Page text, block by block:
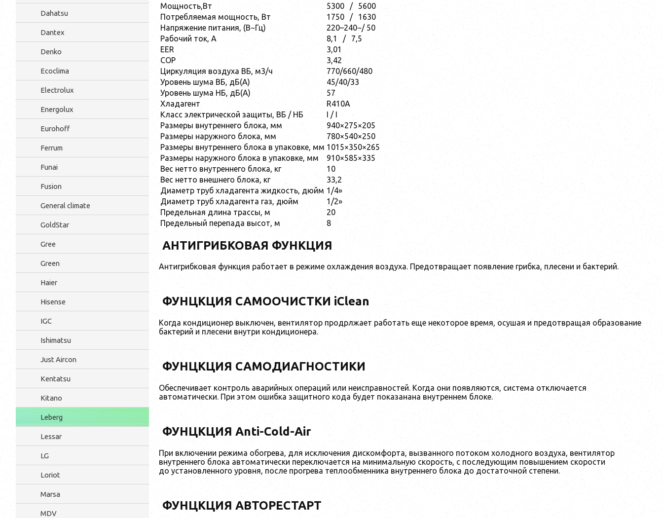
Dahatsu
Dantex
Denko
Ecoclima
Electrolux
Energolux
Eurohoff
Ferrum
Funai
Fusion
General climate
GoldStar
Gree
Green
Haier
Hisense
IGC
Ishimatsu
Just Aircon
Kentatsu
Kitano
Leberg
Lessar
LG
Loriot
Marsa
MDV
Мощность,Вт
5300 /
5600
Потребляемая мощность, Вт
1750 /
1630
Напряжение питания, (В~Гц)
220–240~/ 50
Рабочий ток, А
8,1 /
7,5
EER
3,01
COP
3,42
Циркуляция воздуха ВБ, м3/ч
770/660/480
Уровень шума ВБ, дБ(А)
45/40/33
Уровень шума НБ, дБ(А)
57
Хладагент
R410A
Класс электрической защиты, ВБ / НБ
I / I
Размеры внутреннего блока, мм
940×275×205
Размеры наружного блока, мм
780×540×250
Размеры внутреннего блока в упаковке, мм 1015×350×265
Размеры наружного блока в упаковке, мм
910×585×335
Вес нетто внутреннего блока, кг
10
Вес нетто внешнего блока, кг
33,2
Диаметр труб хладагента жидкость, дюйм 1/4»
Диаметр труб хладагента газ, дюйм
1/2»
Предельная длина трассы, м
20
Предельный перепада высот, м
8
АНТИГРИБКОВАЯ ФУНКЦИЯ
Антигрибковая функция работает в режиме охлаждения воздуха. Предотвращает появление грибка, плесени и бактерий.
ФУНЦКЦИЯ САМООЧИСТКИ iClean
Когда кондиционер выключен, вентилятор продрлжает работать еще некоторое время, осушая и предотвращая образование
бактерий и плесени внутри кондиционера.
ФУНЦКЦИЯ САМОДИАГНОСТИКИ
Обеспечивает контроль аварийных операций или неисправностей. Когда они появляются, система отключается
автоматически. При этом ошибка защитного кода будет показанана внутреннем блоке.
ФУНЦКЦИЯ Anti-Cold-Air
При включении режима обогрева, для исключения дискомфорта, вызванного потоком холодного воздуха, вентилятор
внутреннего блока автоматически переключается на минимальную скорость, с последующим повышением скорости
до установленного уровня, после прогрева теплообменника внутреннего блока до достаточной степени.
ФУНЦКЦИЯ АВТОРЕСТАРТ